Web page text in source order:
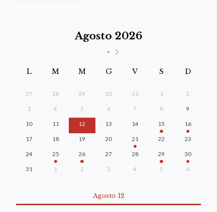
Agosto 2026
>
L M M G V S D
27 28 29 30 31 1 2
3 4 5 6 7 8 9
10 11 12 13 14 15 16
17 18 19 20 21 22 23
24 25 26 27 28 29 30
31 1 2 3 4 5 6
Agosto 12